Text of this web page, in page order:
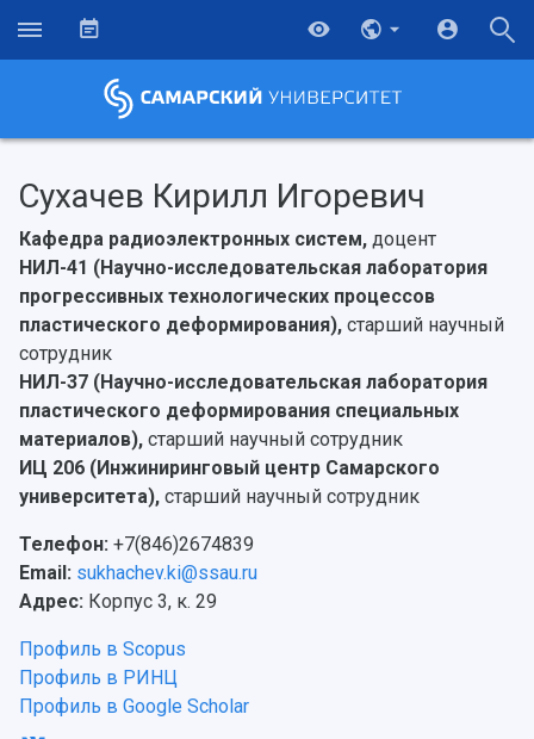
Сухачев Кирилл Игоревич
Кафедра радиоэлектронных систем, доцент
НИЛ-41 (Научно-исследовательская лаборатория
прогрессивных технологических процессов
пластического деформирования), старший научный
сотрудник
НИЛ-37 (Научно-исследовательская лаборатория
пластического деформирования специальных
материалов), старший научный сотрудник
ИЦ 206 (Инжиниринговый центр Самарского
университета), старший научный сотрудник
Телефон: +7(846)2674839
Email: sukhachev.ki@ssau.ru
Адрес: Корпус 3, к. 29
Профиль в Scopus
Профиль в РИНЦ
Профиль в Google Scholar